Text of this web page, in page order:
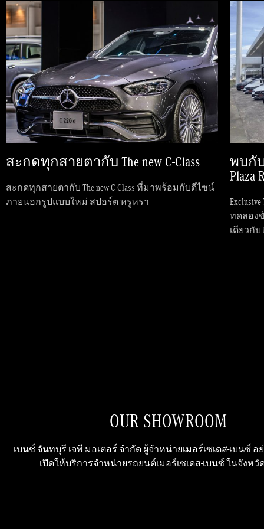
สะกดทุกสายตากับ The new C-Class
สะกดทุกสายตากับ The new C-Class ที่มาพร้อมกับดีไซน์
ภายนอกรูปแบบใหม่ สปอร์ต หรูหรา
พบกั
Plaza
ทดลอง
เดียวกับ
OUR SHOWROOM
เบนซ์ จันทบุรี เจพี มอเตอร์ จำกัด ผู้จำหน่ายเมอร์เซเดส-เบนซ์ อ
เปิดให้บริการจำหน่ายรถยนต์เมอร์เซเดส-เบนซ์ ในจังห